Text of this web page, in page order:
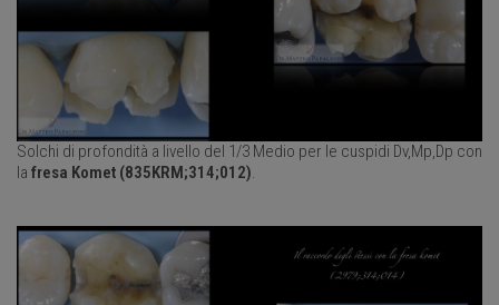
Solchi di profondità a livello del 1/3 Medio per le cuspidi Dv,Mp,Dp con
la fresa Komet (835KRM;314;012)